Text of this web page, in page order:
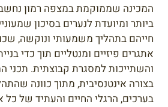
המכינה שממוקמת במצפה רמון
ביותר ומיועדת לנערים בסיכון
חייהם בתהליך משמעותי ונוקשה,
אתגרים פיזיים ומנטליים תוך כדי
והשתייכות למסגרת קבוצתית. תכני
בצורה אינטנסיבית, מתוך כוונה
בערכים, הרגלי החיים והעתיד של כל